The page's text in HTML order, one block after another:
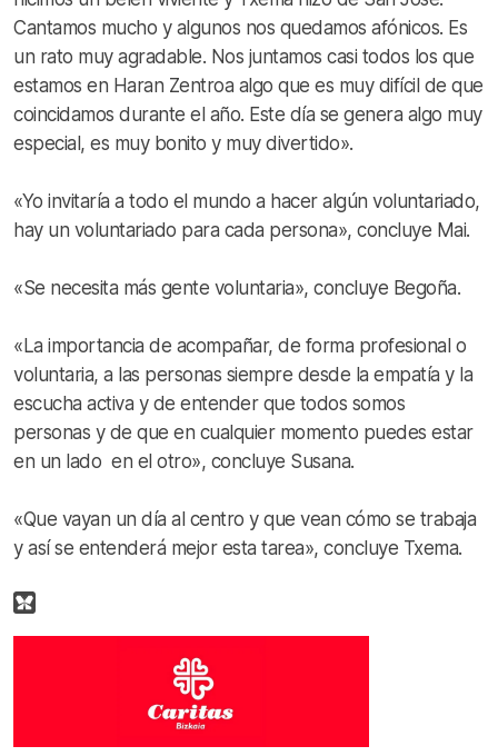
Cantamos mucho y algunos nos quedamos afónicos. Es
un rato muy agradable. Nos juntamos casi todos los que
estamos en Haran Zentroa algo que es muy difícil de que
coincidamos durante el año. Este día se genera algo muy
especial, es muy bonito y muy divertido».
«Yo invitaría a todo el mundo a hacer algún voluntariado,
hay un voluntariado para cada persona», concluye Mai.
«Se necesita más gente voluntaria», concluye Begoña.
«La importancia de acompañar, de forma profesional o
voluntaria, a las personas siempre desde la empatía y la
escucha activa y de entender que todos somos
personas y de que en cualquier momento puedes estar
en un lado en el otro», concluye Susana.
«Que vayan un día al centro y que vean cómo se trabaja
y así se entenderá mejor esta tarea», concluye Txema.